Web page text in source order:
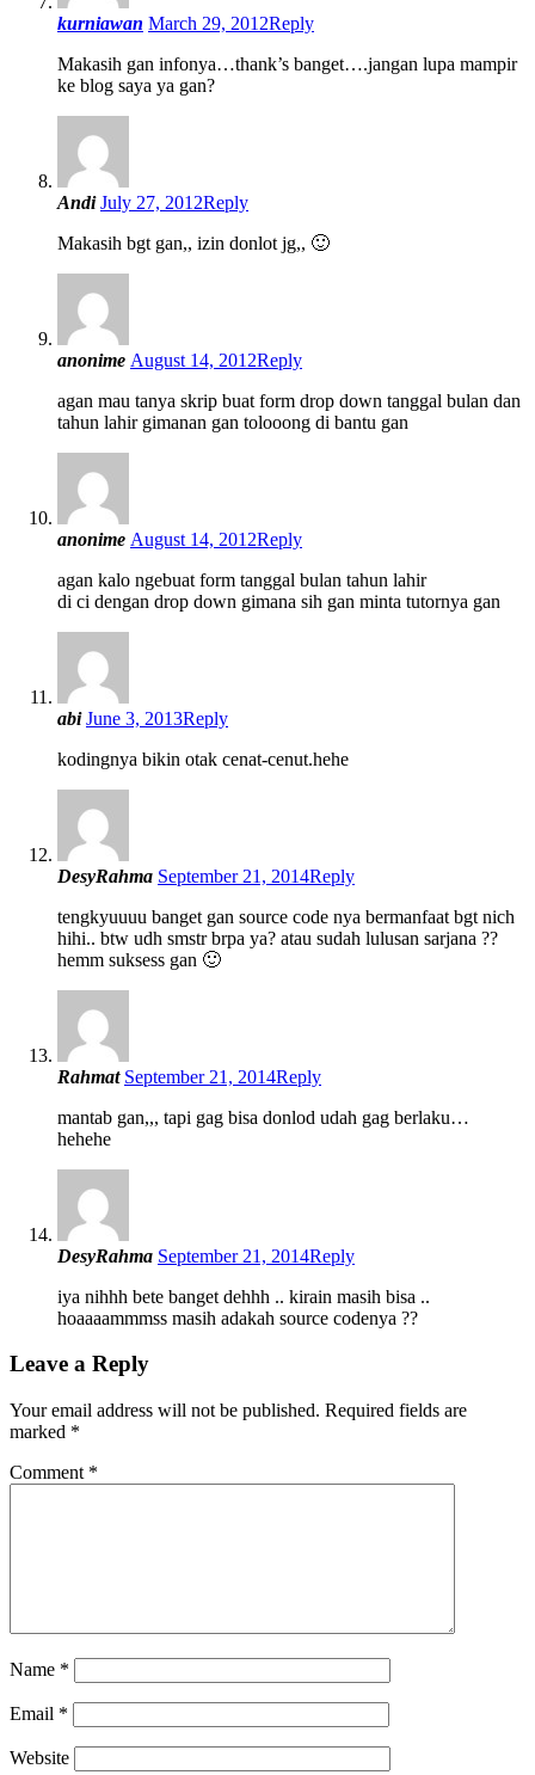
kurniawan March 29, 2012Reply
Makasih gan infonya…thank’s banget….jangan lupa mampir
ke blog saya ya gan?
Andi July 27, 2012Reply
Makasih bgt gan,, izin donlot jg,, 🙂
anonime August 14, 2012Reply
agan mau tanya skrip buat form drop down tanggal bulan dan
tahun lahir gimanan gan tolooong di bantu gan
anonime August 14, 2012Reply
agan kalo ngebuat form tanggal bulan tahun lahir
di ci dengan drop down gimana sih gan minta tutornya gan
abi June 3, 2013Reply
kodingnya bikin otak cenat-cenut.hehe
DesyRahma September 21, 2014Reply
tengkyuuuu banget gan source code nya bermanfaat bgt nich
hihi.. btw udh smstr brpa ya? atau sudah lulusan sarjana ??
hemm suksess gan 🙂
Rahmat September 21, 2014Reply
mantab gan,,, tapi gag bisa donlod udah gag berlaku…
hehehe
DesyRahma September 21, 2014Reply
iya nihhh bete banget dehhh .. kirain masih bisa ..
hoaaaammmss masih adakah source codenya ??
Leave a Reply
Your email address will not be published. Required fields are
marked *
Comment *
Name *
Email *
Website